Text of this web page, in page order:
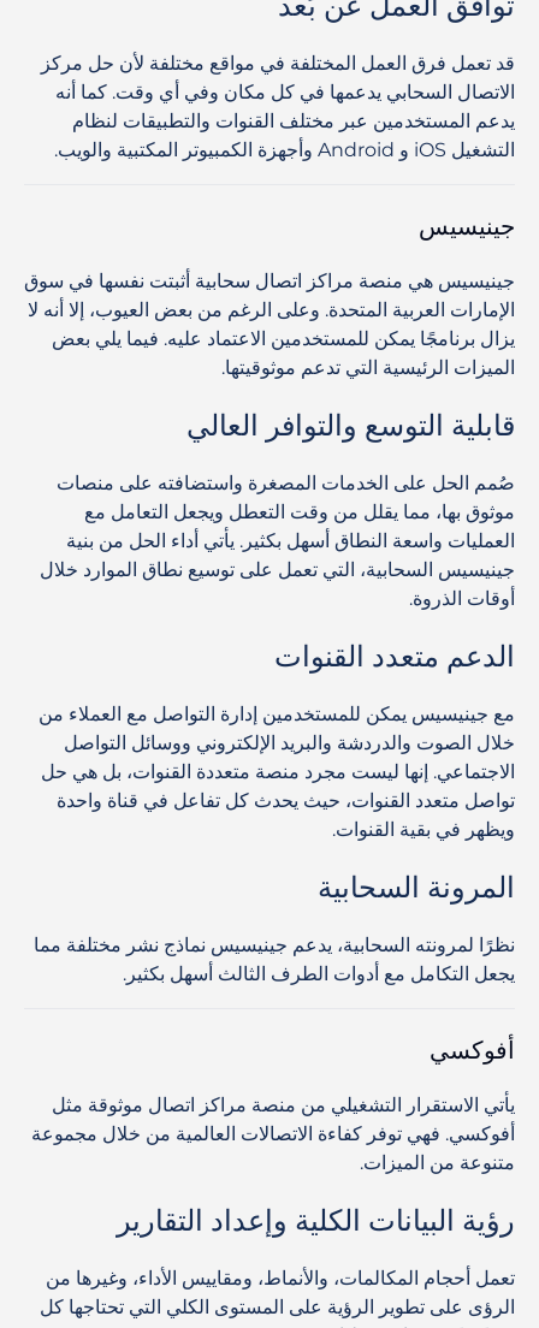
قد تعمل فرق العمل المختلفة في مواقع مختلفة لأن حل مركز
الاتصال السحابي يدعمها في كل مكان وفي أي وقت. كما أنه
يدعم المستخدمين عبر مختلف القنوات والتطبيقات لنظام
التشغيل iOS و Android وأجهزة الكمبيوتر المكتبية والويب.
جينيسيس
جينيسيس هي منصة مراكز اتصال سحابية أثبتت نفسها في سوق
الإمارات العربية المتحدة. وعلى الرغم من بعض العيوب، إلا أنه لا
يزال برنامجًا يمكن للمستخدمين الاعتماد عليه. فيما يلي بعض
الميزات الرئيسية التي تدعم موثوقيتها.
قابلية التوسع والتوافر العالي
صُمم الحل على الخدمات المصغرة واستضافته على منصات
موثوق بها، مما يقلل من وقت التعطل ويجعل التعامل مع
العمليات واسعة النطاق أسهل بكثير. يأتي أداء الحل من بنية
جينيسيس السحابية، التي تعمل على توسيع نطاق الموارد خلال
أوقات الذروة.
الدعم متعدد القنوات
مع جينيسيس يمكن للمستخدمين إدارة التواصل مع العملاء من
خلال الصوت والدردشة والبريد الإلكتروني ووسائل التواصل
الاجتماعي. إنها ليست مجرد منصة متعددة القنوات، بل هي حل
تواصل متعدد القنوات، حيث يحدث كل تفاعل في قناة واحدة
ويظهر في بقية القنوات.
المرونة السحابية
نظرًا لمرونته السحابية، يدعم جينيسيس نماذج نشر مختلفة مما
يجعل التكامل مع أدوات الطرف الثالث أسهل بكثير.
أفوكسي
يأتي الاستقرار التشغيلي من منصة مراكز اتصال موثوقة مثل
أفوكسي. فهي توفر كفاءة الاتصالات العالمية من خلال مجموعة
متنوعة من الميزات.
رؤية البيانات الكلية وإعداد التقارير
تعمل أحجام المكالمات، والأنماط، ومقاييس الأداء، وغيرها من
الرؤى على تطوير الرؤية على المستوى الكلي التي تحتاجها كل